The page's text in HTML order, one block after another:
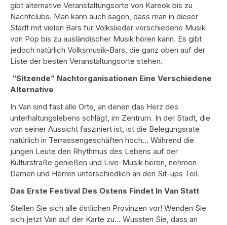
gibt alternative Veranstaltungsorte von Kareok bis zu
Nachtclubs. Man kann auch sagen, dass man in dieser
Stadt mit vielen Bars für Volkslieder verschiedene Musik
von Pop bis zu ausländischer Musik hören kann. Es gibt
jedoch natürlich Volksmusik-Bars, die ganz oben auf der
Liste der besten Veranstaltungsorte stehen.
“Sitzende” Nachtorganisationen Eine Verschiedene
Alternative
In Van sind fast alle Orte, an denen das Herz des
unterhaltungslebens schlägt, im Zentrum. In der Stadt, die
von seiner Aussicht fasziniert ist, ist die Belegungsrate
natürlich in Terrassengeschäften hoch... Während die
jungen Leute den Rhythmus des Lebens auf der
Kulturstraße genießen und Live-Musik hören, nehmen
Damen und Herren unterschiedlich an den Sit-ups Teil.
Das Erste Festival Des Ostens Findet In Van Statt
Stellen Sie sich alle östlichen Provinzen vor! Wenden Sie
sich jetzt Van auf der Karte zu... Wussten Sie, dass an